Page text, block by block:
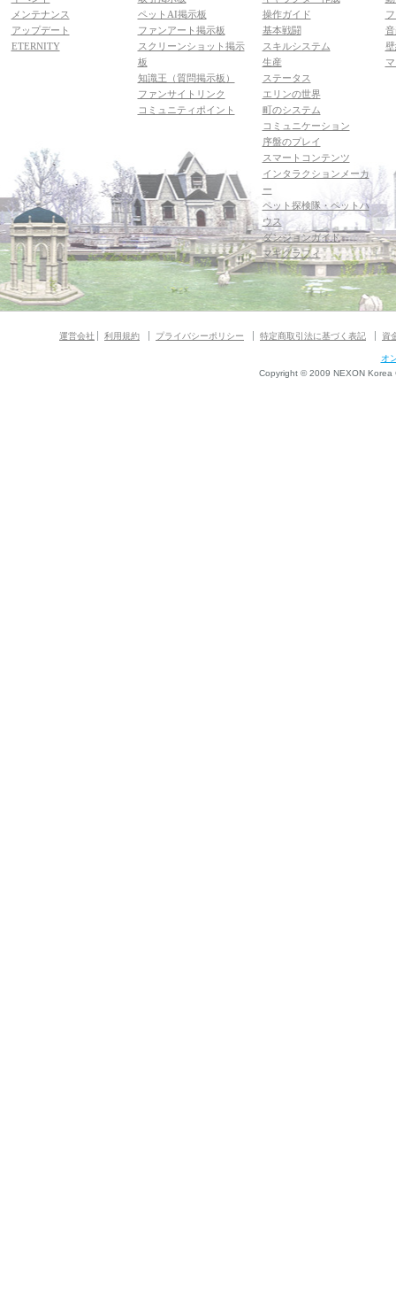
メンテナンス
アップデート
ETERNITY
ペットAI掲示板
ファンアート掲示板
スクリーンショット掲示
板
知識王（質問掲示板）
ファンサイトリンク
コミュニティポイント
操作ガイド
基本戦闘
スキルシステム
生産
ステータス
エリンの世界
町のシステム
コミュニケーション
序盤のプレイ
スマートコンテンツ
インタラクションメーカ
ー
ペット探検隊・ペットハ
ウス
ダンジョンガイド
マギグラフィ
運営会社 利用規約 プライバシーポリシー 特定商取引法に基づく表記 資
オ
Copyright © 2009 NEXON Korea